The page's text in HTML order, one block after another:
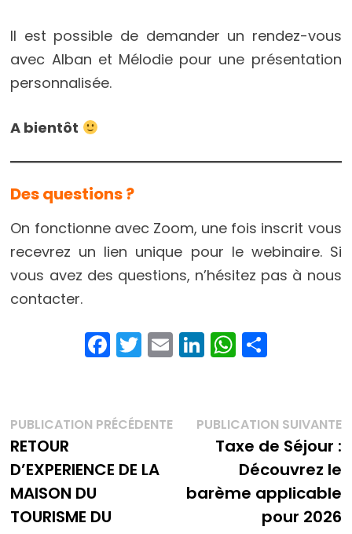
Il est possible de demander un rendez-vous
avec Alban et Mélodie pour une présentation
personnalisée.
A bientôt
Des questions ?
On fonctionne avec Zoom, une fois inscrit vous
recevrez un lien unique pour le webinaire. Si
vous avez des questions, n’hésitez pas à nous
contacter.
F
a
e
o
T
w
er
E
m
Li
n
e
dI
W
h
ts
A
p
p
a
g
er
Navigation
de
l’article
PUBLICATION PRÉCÉDENTEPublication
précédente :
RETOUR
D’EXPERIENCE DE LA
MAISON DU
TOURISME DU
PUBLICATION SUIVANTE
Taxe de Séjour :
Découvrez le
barème applicable
pour 2026